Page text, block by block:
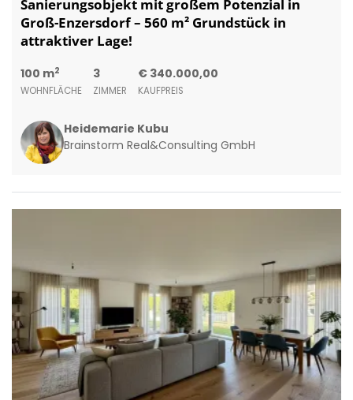
Sanierungsobjekt mit großem Potenzial in
Groß-Enzersdorf – 560 m² Grundstück in
attraktiver Lage!
100 m2
WOHNFLÄCHE
3
ZIMMER
€ 340.000,00
KAUFPREIS
Heidemarie Kubu
Brainstorm Real&Consulting GmbH